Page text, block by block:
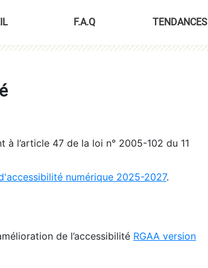
F.A.Q TENDANCES
à l’article 47 de la loi n° 2005-102 du 11
numérique 2025-2027.
de l’accessibilité RGAA version